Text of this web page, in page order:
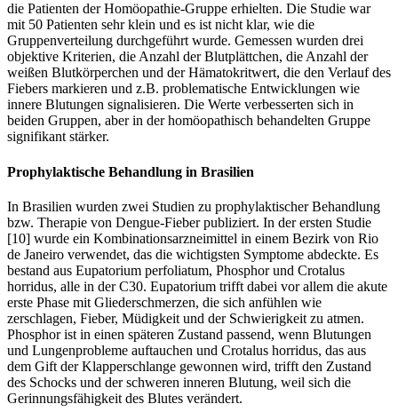
die Patienten der Homöopathie-Gruppe erhielten. Die Studie war
mit 50 Patienten sehr klein und es ist nicht klar, wie die
Gruppenverteilung durchgeführt wurde. Gemessen wurden drei
objektive Kriterien, die Anzahl der Blutplättchen, die Anzahl der
weißen Blutkörperchen und der Hämatokritwert, die den Verlauf des
Fiebers markieren und z.B. problematische Entwicklungen wie
innere Blutungen signalisieren. Die Werte verbesserten sich in
beiden Gruppen, aber in der homöopathisch behandelten Gruppe
signifikant stärker.
Prophylaktische Behandlung in Brasilien
In Brasilien wurden zwei Studien zu prophylaktischer Behandlung
bzw. Therapie von Dengue-Fieber publiziert. In der ersten Studie
[10] wurde ein Kombinationsarzneimittel in einem Bezirk von Rio
de Janeiro verwendet, das die wichtigsten Symptome abdeckte. Es
bestand aus Eupatorium perfoliatum, Phosphor und Crotalus
horridus, alle in der C30. Eupatorium trifft dabei vor allem die akute
erste Phase mit Gliederschmerzen, die sich anfühlen wie
zerschlagen, Fieber, Müdigkeit und der Schwierigkeit zu atmen.
Phosphor ist in einen späteren Zustand passend, wenn Blutungen
und Lungenprobleme auftauchen und Crotalus horridus, das aus
dem Gift der Klapperschlange gewonnen wird, trifft den Zustand
des Schocks und der schweren inneren Blutung, weil sich die
Gerinnungsfähigkeit des Blutes verändert.